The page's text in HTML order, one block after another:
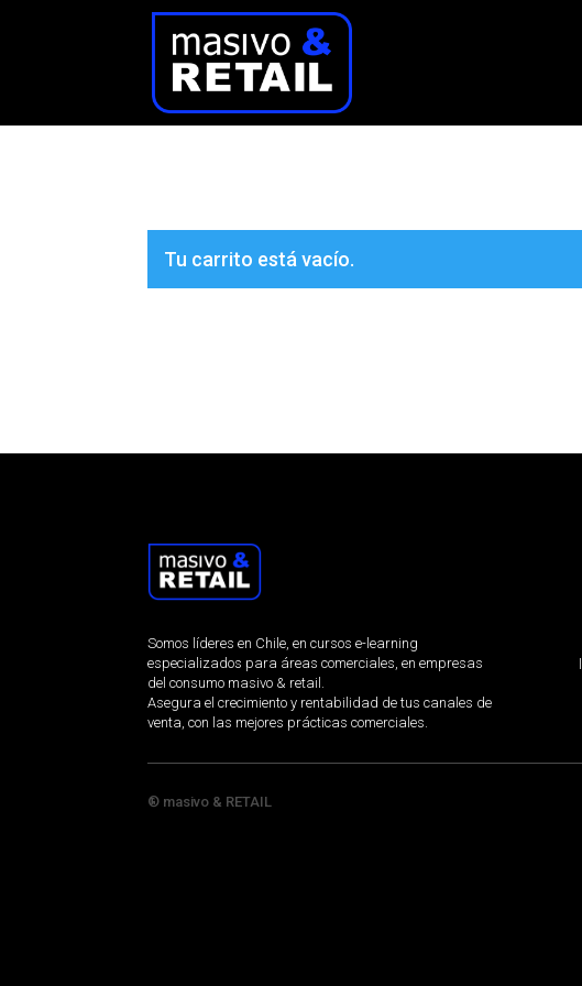
Tu carrito está vacío.
Somos líderes en Chile, en cursos e-learning
especializados para áreas comerciales, en empresas
del consumo masivo & retail.
Asegura el crecimiento y rentabilidad de tus canales de
venta, con las mejores prácticas comerciales.
® masivo & RETAIL